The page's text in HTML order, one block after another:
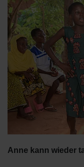
Anne kann wieder